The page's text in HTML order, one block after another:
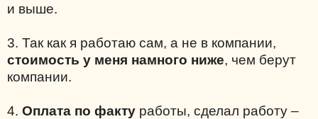
и выше.
3. Так как я работаю сам, а не в компании,
стоимость у меня намного ниже, чем берут
компании.
4. Оплата по факту работы, сделал работу –